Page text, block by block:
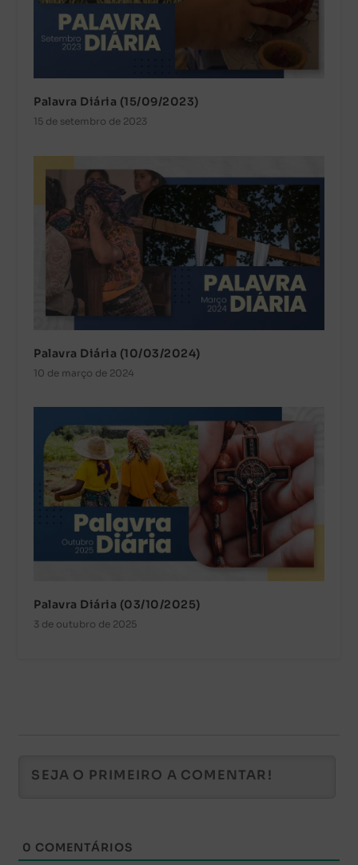
Palavra Diária (15/09/2023)
15 de setembro de 2023
Palavra Diária (10/03/2024)
10 de março de 2024
Palavra Diária (03/10/2025)
3 de outubro de 2025
0 COMENTÁRIOS